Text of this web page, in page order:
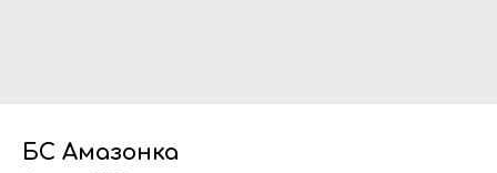
БС Амазонка